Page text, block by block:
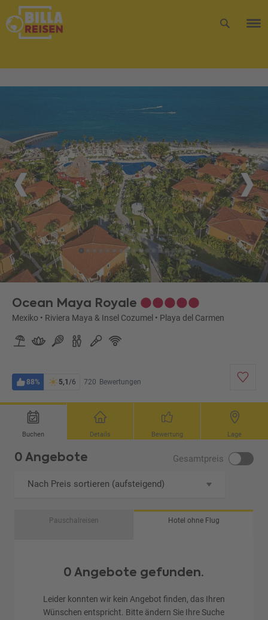
Ocean Maya Royale
Mexiko • Riviera Maya & Insel Cozumel • Playa del Carmen
88% 5,1 /6 720 Bewertungen
Buchen Details Bewertung Lage
0 Angebote Gesamtpreis
Nach Preis sortieren (aufsteigend)
Pauschalreisen Hotel ohne Flug
0 Angebote gefunden.
Leider konnten wir kein Angebot finden, das Ihren
Wünschen entspricht. Bitte ändern Sie Ihre Suche